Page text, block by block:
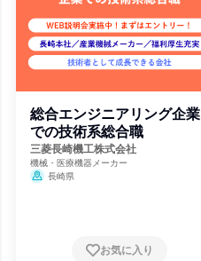
総合エンジニアリング企業
での技術系総合職
三菱長崎機工株式会社
機械・医療機器メーカー
長崎県
お気に入り